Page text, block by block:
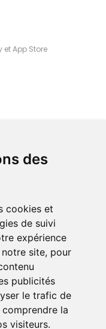
des
cookies et
de suivi
expérience
site, pour
publicités
le trafic de
la
visiteurs.
et App Store
commande à Amiens
recevez-là rapidement
vous souhaitent de